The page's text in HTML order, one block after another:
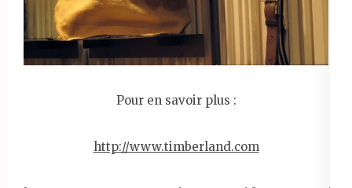
Pour en savoir plus :
http://www.timberland.com